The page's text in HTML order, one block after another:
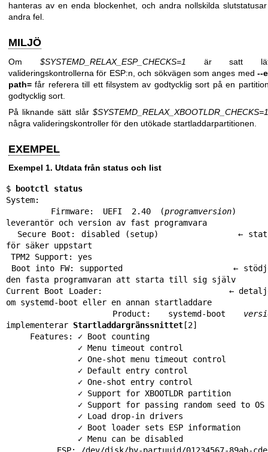
hanteras av en enda blockenhet, och andra nollskilda
andra fel.
MILJÖ
Om $SYSTEMD_RELAX_ESP_CHECKS=1
är satt
valideringskontrollerna för ESP:n, och sökvägen som anges med --
path= får referera till ett filsystem av godtycklig sort på en
godtycklig sort.
På liknande sätt slår $SYSTEMD_RELAX_XBOOTLDR_CHECKS=1
några valideringskontroller för den utökade startladdarpartitionen.
EXEMPEL
Exempel 1. Utdata från status och list
$
bootctl status
System:
     Firmware: UEFI 2.40 (
programversion)
leverantör och version av fast programvara
för säker uppstart
den fasta programvaran att starta till sig själv
Current Boot Loader:                         ←
om systemd-boot eller en annan startladdare
      Product: systemd-boot
implementerar Startladdargränssnittet[2]